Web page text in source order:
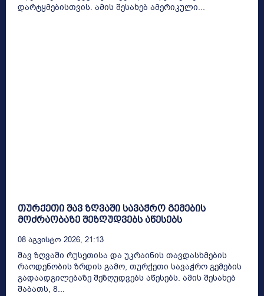
დარტყმებისთვის. ამის შესახებ ამერიკული...
თურქეთი შავ ზღვაში სავაჭრო გემების
მოძრაობაზე შეზღუდვებს აწესებს
08 Აგვისტო 2026, 21:13
შავ ზღვაში რუსეთისა და უკრაინის თავდასხმების
რაოდენობის ზრდის გამო, თურქეთი სავაჭრო გემების
გადაადგილებაზე შეზღუდვებს აწესებს. ამის შესახებ
შაბათს, 8...